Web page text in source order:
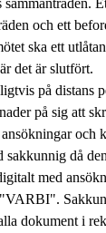
och ett
ska ett
det är slutfört.
på distans
på sig att
och
sakkunnig då
med
dokument i